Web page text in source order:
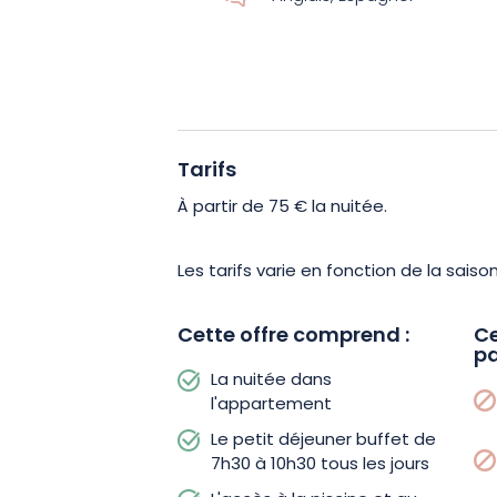
d’une vue imprenable sur la nature
L’hôtel est accessible aux personnes
l’avance. Un parking gratuit et une
maintenant et laissez-vous tenter par
Fecht où détente, bien-être et
Tarifs
À partir de 75 € la nuitée.
Les tarifs varie en fonction de la
Cette offre comprend :
La nuitée dans
l'appartement
Le petit déjeuner buffet de
7h30 à 10h30 tous les jours